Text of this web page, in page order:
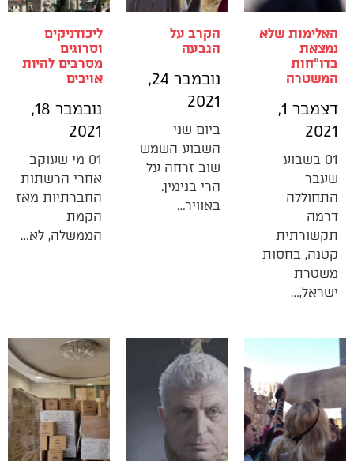
האלימות שלא
נמצאת
בדו"חות
המשטרה
דצמבר 1,
2021
01 בשבוע
שעבר
התחוללה
דרמה
תקשורתית
קטנה, בחסות
משטרת
ישראל,…
הקרב על
הגבעה
נובמבר 24,
2021
ביום שני
השבוע השמש
שוב זרחה על
הרי בנימין.
באוויר…
ליכודניקים
וסרוגים
מסרבים להיות
אויבים
נובמבר 18,
2021
01 מי שעוקב
אחרי הרשתות
החברתיות מאז
הקמת
הממשלה, לא…